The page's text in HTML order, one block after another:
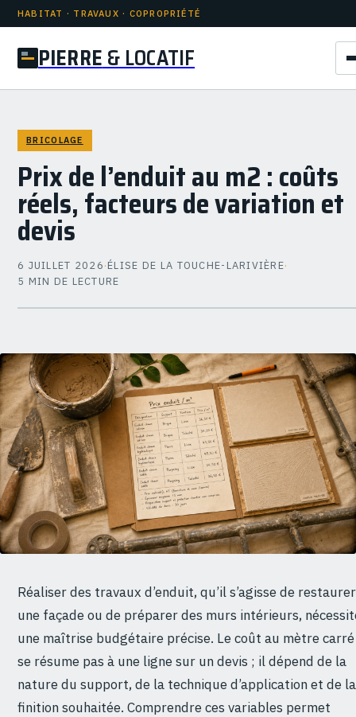
HABITAT · TRAVAUX · COPROPRIÉTÉ
PIERRE & LOCATIF
BRICOLAGE
Prix de l’enduit au m2 : coûts
réels, facteurs de variation et
devis
6 JUILLET 2026·ÉLISE DE LA TOUCHE-LARIVIÈRE·
5 MIN DE LECTURE
Réaliser des travaux d’enduit, qu’il s’agisse de restaurer
une façade ou de préparer des murs intérieurs,
une maîtrise budgétaire précise. Le coût au mètre
se résume pas à une ligne sur un devis ; il dépend de la
nature du support, de la technique d’application et de la
finition souhaitée. Comprendre ces variables permet